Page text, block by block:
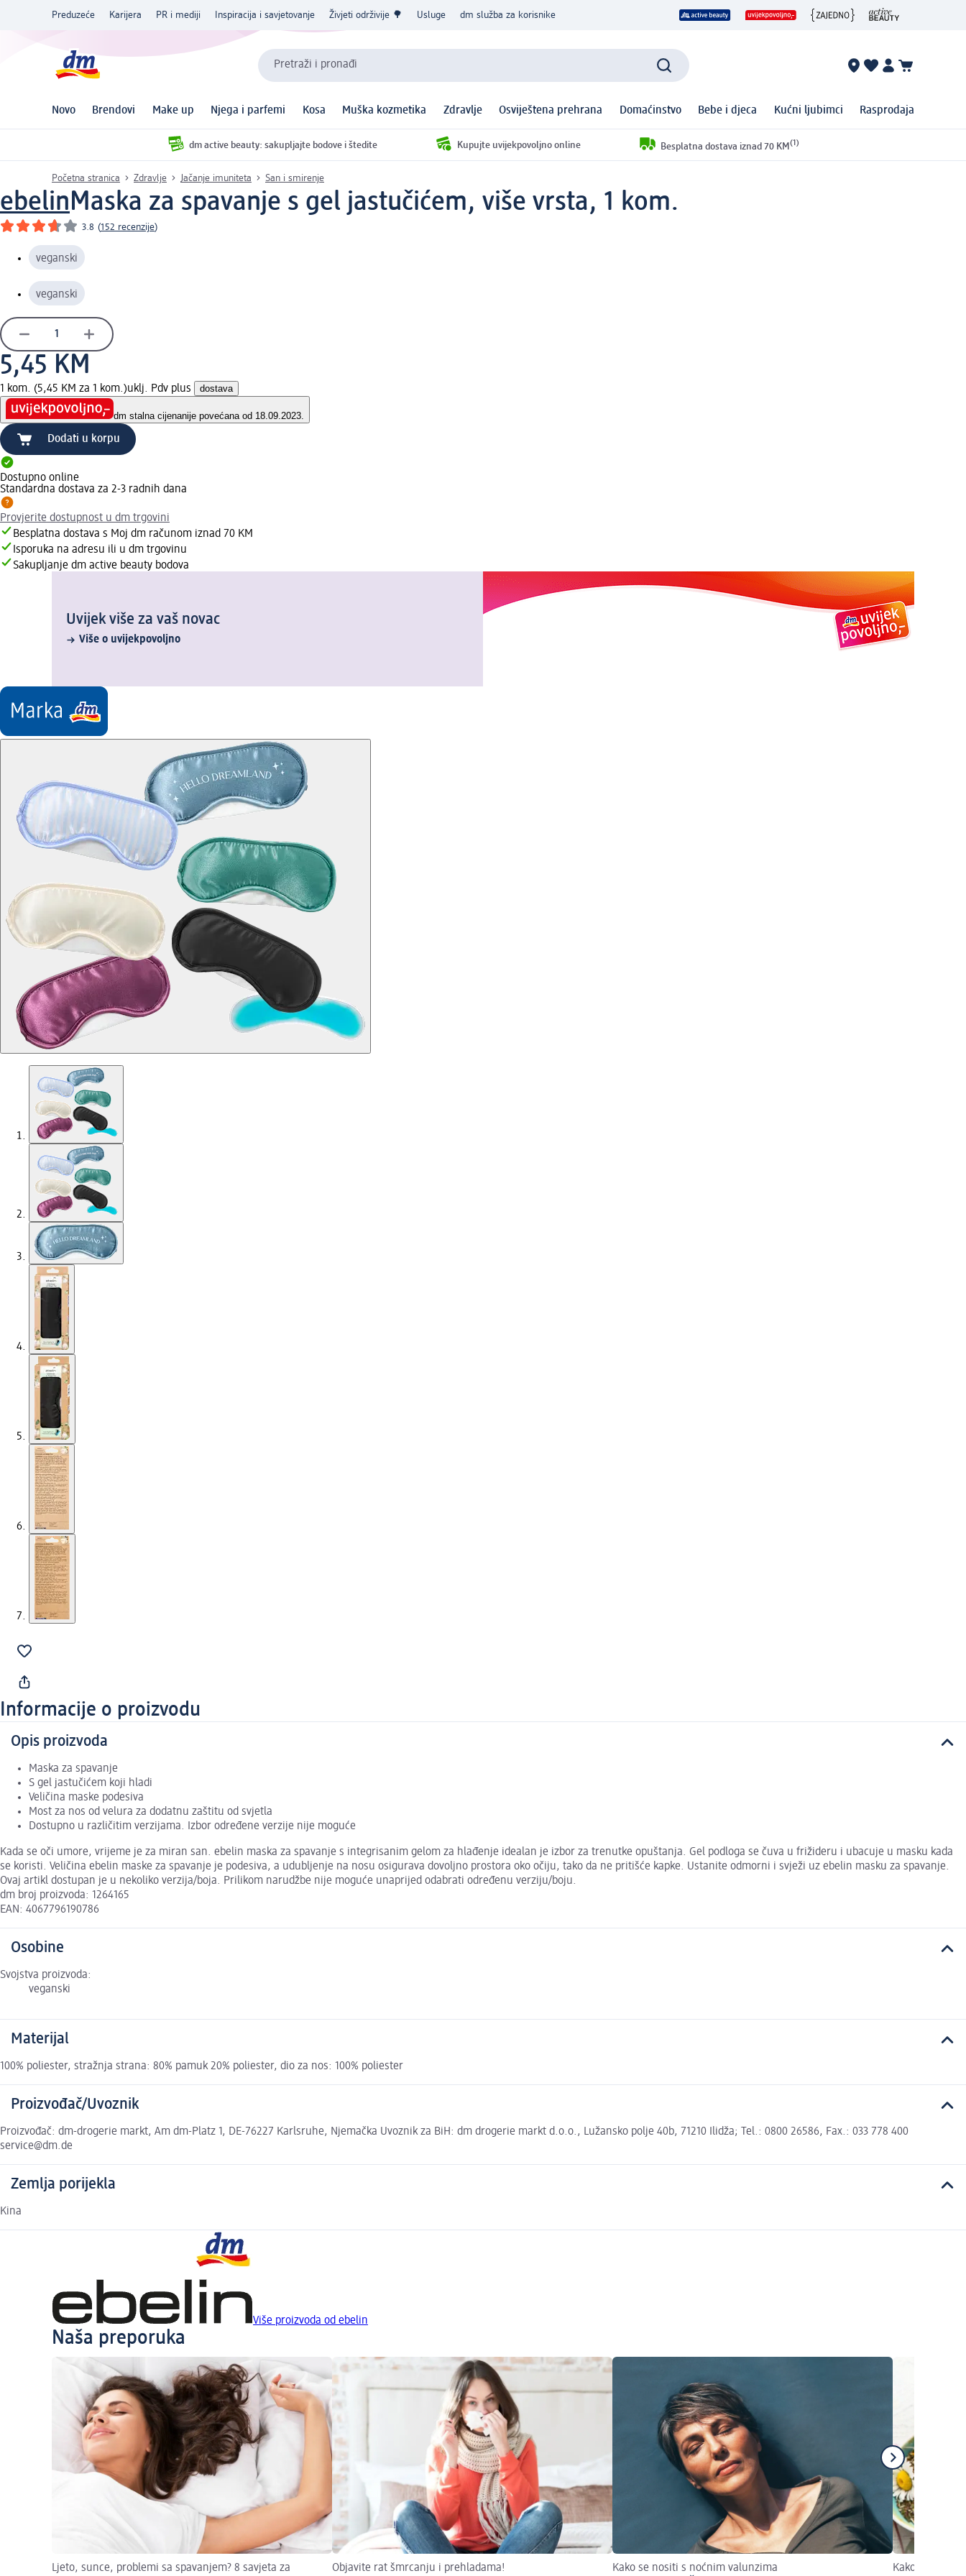
Preduzeće Karijera PR i mediji Inspiracija i savjetovanje Živjeti održivije 🌳 Usluge dm služba za korisnike
Pretraži i pronađi
Novo Brendovi Make up Njega i parfemi Kosa Muška kozmetika Zdravlje Osviještena prehrana Domaćinstvo Bebe i djeca Kućni ljubimci Rasprodaja
dm active beauty: sakupljajte bodove i štedite Kupujte uvijekpovoljno online Besplatna dostava iznad 70 KM (1)
Početna stranica Zdravlje Jačanje imuniteta San i smirenje
ebelinMaska za spavanje s gel jastučićem, više vrsta, 1 kom.
3.8 (152 recenzije)
veganski
veganski
5,45 KM
1 kom. (5,45 KM za 1 kom.)uklj. Pdv plus dostava
dm stalna cijenanije povećana od 18.09.2023.
Dodati u korpu
Dostupno online
Standardna dostava za 2-3 radnih dana
Provjerite dostupnost u dm trgovini
Besplatna dostava s Moj dm računom iznad 70 KM
Isporuka na adresu ili u dm trgovinu
Sakupljanje dm active beauty bodova
Uvijek više za vaš novac
Više o uvijekpovoljno
Informacije o proizvodu
Opis proizvoda
Maska za spavanje
S gel jastučićem koji hladi
Veličina maske podesiva
Most za nos od velura za dodatnu zaštitu od svjetla
Dostupno u različitim verzijama. Izbor određene verzije nije moguće
Kada se oči umore, vrijeme je za miran san. ebelin maska za spavanje s integrisanim gelom za hlađenje idealan je izbor za trenutke opuštanja. Gel podloga se čuva u frižideru i ubacuje u masku kada
se koristi. Veličina ebelin maske za spavanje je podesiva, a udubljenje na nosu osigurava dovoljno prostora oko očiju, tako da ne pritišće kapke. Ustanite odmorni i svježi uz ebelin masku za spavanje.
Ovaj artikl dostupan je u nekoliko verzija/boja. Prilikom narudžbe nije moguće unaprijed odabrati određenu verziju/boju.
dm broj proizvoda: 1264165
EAN: 4067796190786
Osobine
Svojstva proizvoda:
veganski
Materijal
100% poliester, stražnja strana: 80% pamuk 20% poliester, dio za nos: 100% poliester
Proizvođač/Uvoznik
Proizvođač: dm-drogerie markt, Am dm-Platz 1, DE-76227 Karlsruhe, Njemačka Uvoznik za BiH: dm drogerie markt d.o.o., Lužansko polje 40b, 71210 Ilidža; Tel.: 0800 26586, Fax.: 033 778 400
service@dm.de
Zemlja porijekla
Kina
Više proizvoda od ebelin
Naša preporuka
Ljeto, sunce, problemi sa spavanjem? 8 savjeta za Objavite rat šmrcanju i prehladama! Kako se nositi s noćnim valunzima Kako